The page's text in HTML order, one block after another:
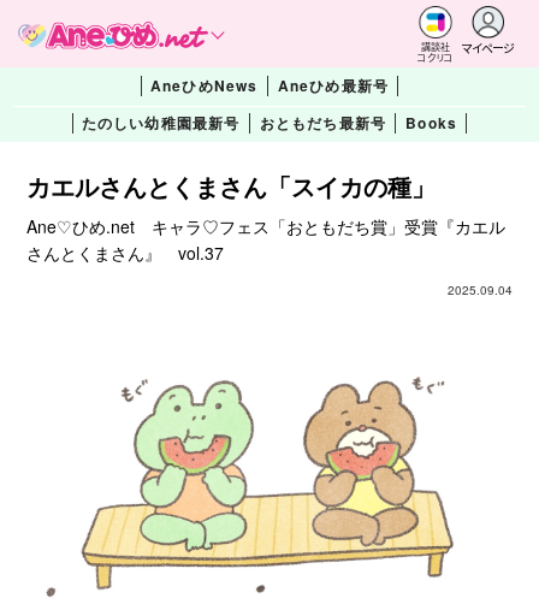
講談社
コクリコ
マイページ
AneひめNews
Aneひめ最新号
たのしい幼稚園最新号
おともだち最新号 Books
カエルさんとくまさん「スイカの種」
Ane♡ひめ.net キャラ♡フェス「おともだち賞」受賞『カエル
さんとくまさん』 vol.37
2025.09.04